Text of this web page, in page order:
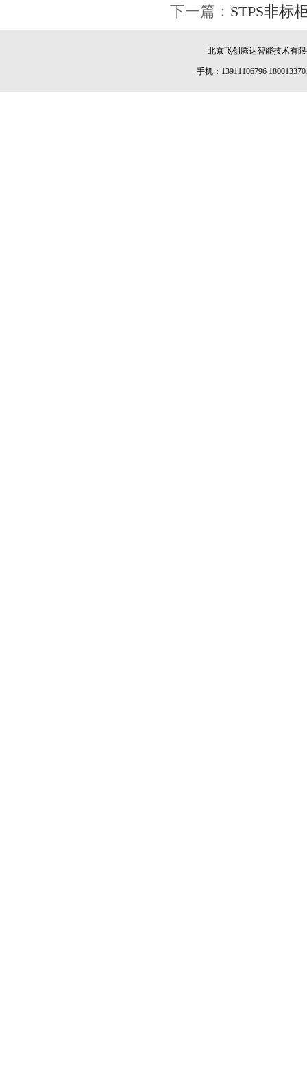
下一篇： STPS非标
北京飞创腾达智能技术有
手机：13911106796